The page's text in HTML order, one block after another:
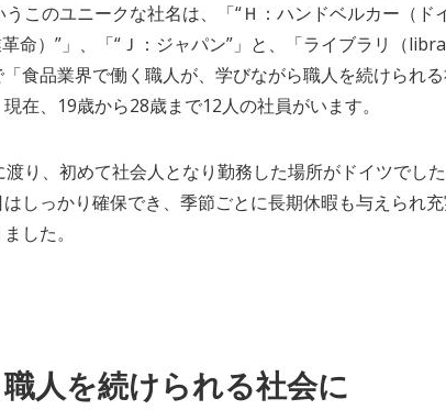
うこのユニークな社名は、「“Ｈ：ハンドベルカー（ド
命）”」、「“Ｊ：ジャパン”」と、「ライブラリ（
食品業界で働く職人が、学びながら職人を続けられ
在、19歳から28歳まで12人の社員がいます。
り、初めて社会人となり勤務した場所がドイツでし
しっかり確保でき、季節ごとに長期休暇も与えられ
した。
人を続けられる社会に